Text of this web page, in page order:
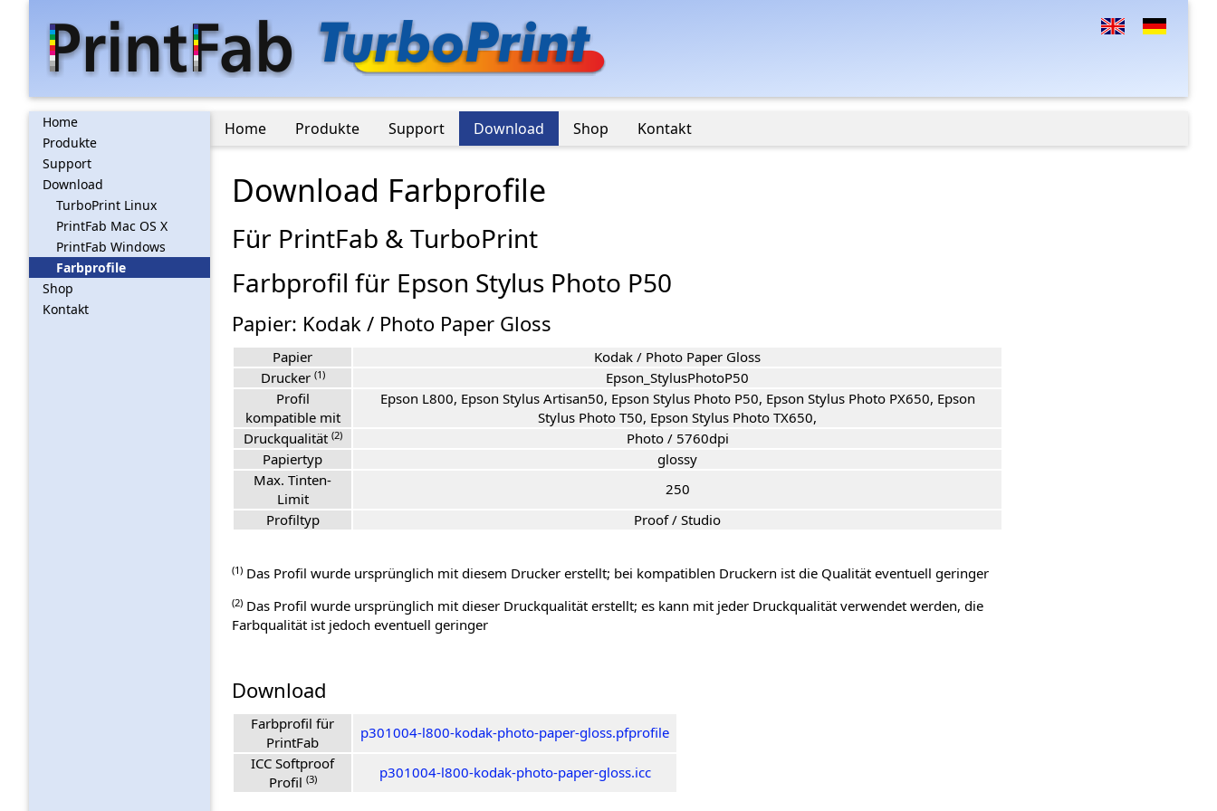
Home
Produkte
Support
Download
TurboPrint Linux
PrintFab Mac OS X
PrintFab Windows
Farbprofile
Shop
Kontakt
Home Produkte Support Download Shop Kontakt
Download Farbprofile
Für PrintFab & TurboPrint
Farbprofil für Epson Stylus Photo P50
Papier: Kodak / Photo Paper Gloss
Papier
Kodak / Photo Paper Gloss
Drucker (1)
Epson_StylusPhotoP50
Profil
kompatible mit
Epson L800, Epson Stylus Artisan50, Epson Stylus Photo P50, Epson Stylus Photo PX650, Epson
Stylus Photo T50, Epson Stylus Photo TX650,
Druckqualität (2)
Photo / 5760dpi
Papiertyp
glossy
Max. Tinten-
Limit
250
Profiltyp
Proof / Studio
(1) Das Profil wurde ursprünglich mit diesem Drucker erstellt; bei kompatiblen Druckern ist die Qualität eventuell geringer
(2) Das Profil wurde ursprünglich mit dieser Druckqualität erstellt; es kann mit jeder Druckqualität verwendet werden, die
Farbqualität ist jedoch eventuell geringer
Download
Farbprofil für
PrintFab
p301004-l800-kodak-photo-paper-gloss.pfprofile
ICC Softproof
Profil (3) p301004-l800-kodak-photo-paper-gloss.icc